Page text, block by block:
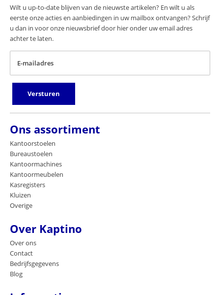
Wilt u up-to-date blijven van de nieuwste artikelen? En wilt u als
eerste onze acties en aanbiedingen in uw mailbox ontvangen? Schrijf
u dan in voor onze nieuwsbrief door hier onder uw email adres
achter te laten.
E-mailadres
Versturen
Ons assortiment
Kantoorstoelen
Bureaustoelen
Kantoormachines
Kantoormeubelen
Kasregisters
Kluizen
Overige
Over Kaptino
Over ons
Contact
Bedrijfsgegevens
Blog